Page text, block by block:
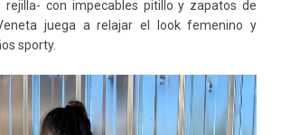
con impecables pitillo y zapatos de
juega a relajar el look femenino y
sporty.